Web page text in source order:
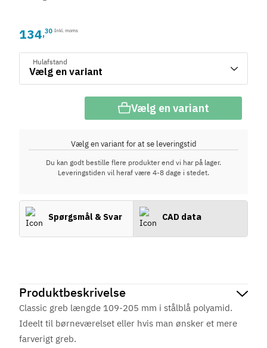
Produktbeskrivelse
Classic greb længde 109-205 mm i stålblå polyamid.
Ideelt til børneværelset eller hvis man ønsker et mere
farverigt greb.
134,30 Inkl. moms
Hulafstand
Vælg en variant
Vælg en variant for at se leveringstid
Du kan godt bestille flere produkter end vi har på lager.
Leveringstiden vil heraf være 4-8 dage i stedet.
Spørgsmål & Svar CAD data